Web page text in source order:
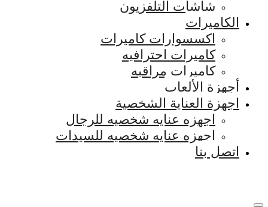
شاشات التلفزيون
الكاميرات
اكسسوارات كاميرات
كاميرات احترافيه
كاميرات مراقبه
أجهزة الألعاب
اجهزة العناية الشخصية
اجهزه عنايه شخصيه للرجال
اجهزه عنايه شخصيه للسيدات
اتصل بنا